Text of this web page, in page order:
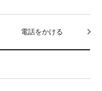
電話をかける